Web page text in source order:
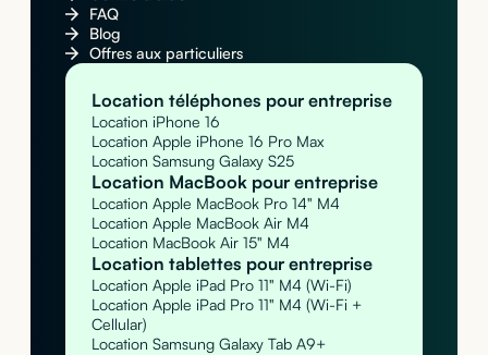
FAQ
Blog
Offres aux particuliers
Location téléphones pour entreprise
Location iPhone 16
Location Apple iPhone 16 Pro Max
Location Samsung Galaxy S25
Location MacBook pour entreprise
Location Apple MacBook Pro 14" M4
Location Apple MacBook Air M4
Location MacBook Air 15" M4
Location tablettes pour entreprise
Location Apple iPad Pro 11" M4 (Wi-Fi)
Location Apple iPad Pro 11" M4 (Wi-Fi +
Cellular)
Location Samsung Galaxy Tab A9+